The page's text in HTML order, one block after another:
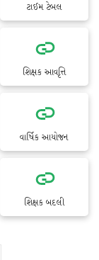
ટાઈમ ટેબલ
શિક્ષક આવૃત્તિ
વાર્ષિક આયોજન
શિક્ષક બદલી